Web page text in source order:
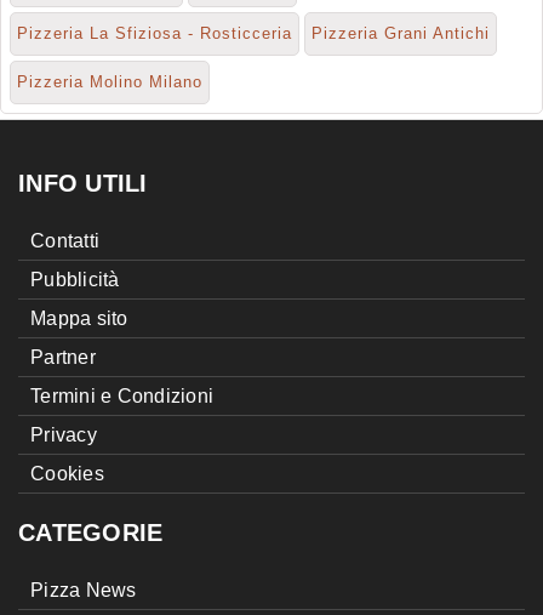
Pizzeria La Sfiziosa - Rosticceria Pizzeria Grani Antichi
Pizzeria Molino Milano
INFO UTILI
Contatti
Pubblicità
Mappa sito
Partner
Termini e Condizioni
Privacy
Cookies
CATEGORIE
Pizza News